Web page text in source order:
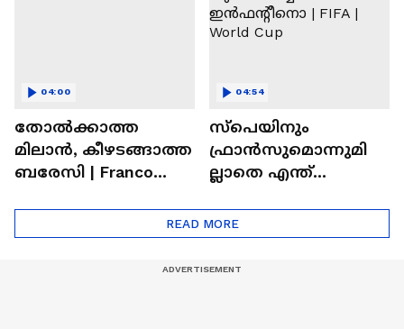
തോല്‍ക്കാത്ത
മിലാന്‍, കീഴടങ്ങാത്ത
ബരേസി | Franco
04:00
സ്പെയിനും
ഫ്രാൻസുമൊന്നുമി
ല്ലാതെ എന്ത്
യു ടേണടിച്ച്
ഇൻഫന്റീനൊ | FIFA |
04:54
READ MORE